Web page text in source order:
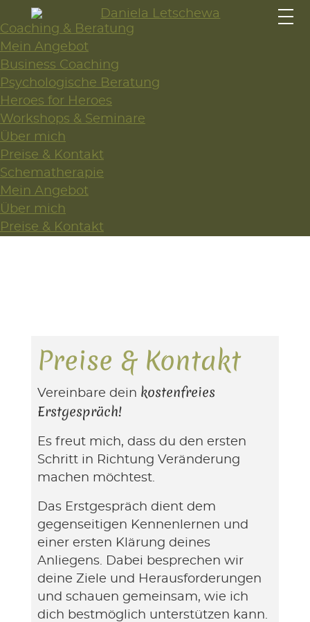
Coaching & Beratung
Mein Angebot
Business Coaching
Psychologische Beratung
Heroes for Heroes
Workshops & Seminare
Über mich
Preise & Kontakt
Schematherapie
Mein Angebot
Über mich
Preise & Kontakt
Preise & Kontakt
Vereinbare dein kostenfreies
Erstgespräch!
Es freut mich, dass du den ersten
Schritt in Richtung Veränderung
machen möchtest.
Das Erstgespräch dient dem
gegenseitigen Kennenlernen und
einer ersten Klärung deines
Anliegens. Dabei besprechen wir
deine Ziele und Herausforderungen
und schauen gemeinsam, wie ich
dich bestmöglich unterstützen kann.